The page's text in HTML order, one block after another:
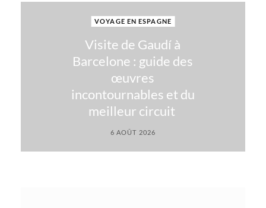
VOYAGE EN ESPAGNE
Visite de Gaudí à
Barcelone : guide des
œuvres
incontournables et du
meilleur circuit
6 AOÛT 2026